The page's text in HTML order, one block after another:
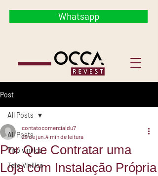
Whatsapp
Post
All Posts
Piso vinilico
Teto Vinilico
All Posts
Por Que Contratar uma
Loja com Instalação Própria
contatocomercialdu7
29 de jun. 4 min de leitura